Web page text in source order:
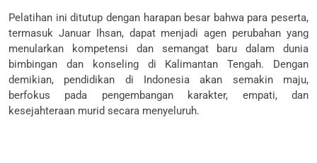
Pelatihan ini ditutup dengan harapan besar bahwa para peserta,
termasuk Januar Ihsan, dapat menjadi agen perubahan yang
menularkan kompetensi dan semangat baru dalam dunia
bimbingan dan konseling di Kalimantan Tengah. Dengan
demikian, pendidikan di Indonesia akan semakin maju,
berfokus pada pengembangan karakter, empati, dan
kesejahteraan murid secara menyeluruh.